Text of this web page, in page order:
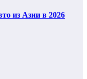
из Азии в 2026